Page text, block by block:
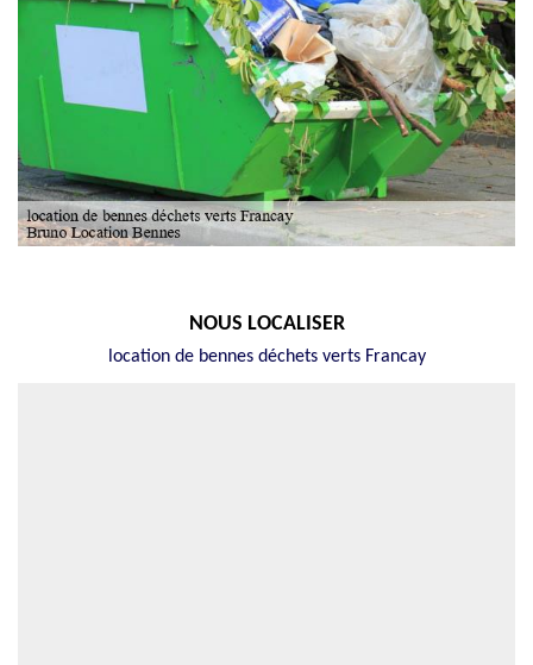
NOUS LOCALISER
location de bennes déchets verts Francay